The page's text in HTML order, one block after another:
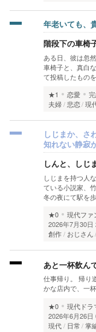
年老いても、
階段下の車椅
ある日、彼は忽
車椅子と、真白
て投稿したもの
★1
恋愛
夫婦 悲恋 現
しじまか、さ
知れない静寂か
しんと、しじ
しじまを持つ人
ている小説家、
冬の夜にて駅を
★0
現代ファ
2026年7月30日
創作
おじさん
あと一杯飲ん
仕事帰り。 帰り
かな店内で、一
★0
現代ドラ
2026年6月26日
現代
日常 掌